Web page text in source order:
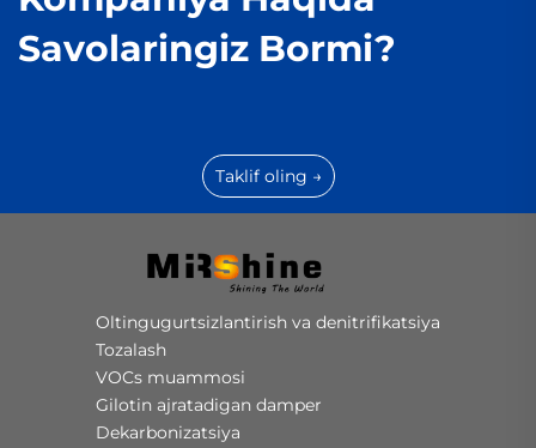
Savolaringiz Bormi?
Taklif oling →
Oltingugurtsizlantirish va denitrifikatsiya
Tozalash
VOCs muammosi
Gilotin ajratadigan damper
Dekarbonizatsiya